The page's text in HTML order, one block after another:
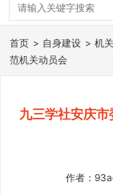
首页 自身建设 机
范机关动员会
九三学社安庆
作者：